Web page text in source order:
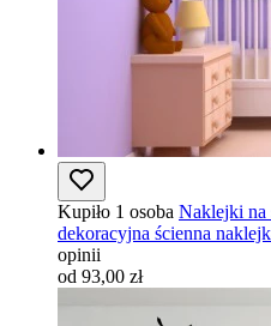
Kupiło 1 osoba Naklejki na
dekoracyjna ścienna
opinii
od 93,00 zł